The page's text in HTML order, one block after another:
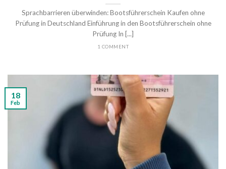
Sprachbarrieren überwinden: Bootsführerschein Kaufen ohne
Prüfung in Deutschland Einführung in den Bootsführerschein ohne
Prüfung In [...]
1 COMMENT
18
Feb